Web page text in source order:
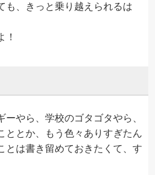
も、きっと乗り越えられるは
！
ーやら、学校のゴタゴタやら、
ととか、もう色々ありすぎたん
とは書き留めておきたくて、す